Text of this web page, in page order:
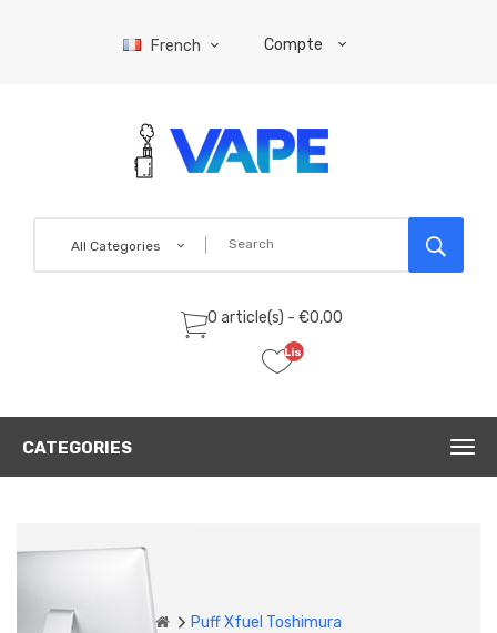
French Compte
All Categories
0 article(s) - €0,00
Liste
(0)
CATEGORIES
Puff Xfuel Toshimura